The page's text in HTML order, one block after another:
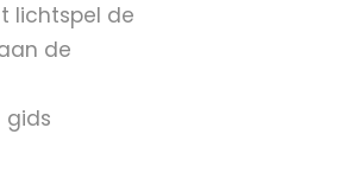
lichtspel de
de
gids